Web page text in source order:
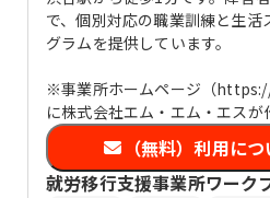
で、個別対応の職業訓練と生活
グラムを提供しています。
※事業所ホームページ（
に株式会社エム・エム・エスが
（無料）利用に
就労移行支援事業所ワーク